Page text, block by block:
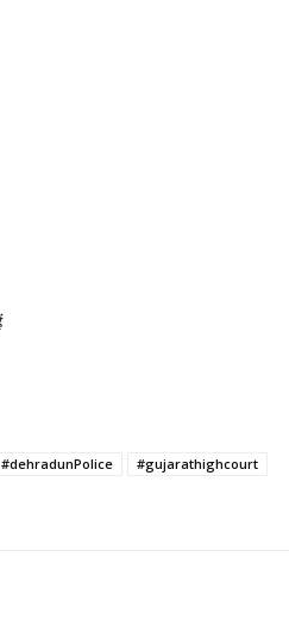
#dehradunPolice
#gujarathighcourt